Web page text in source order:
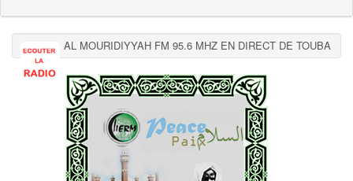
AL MOURIDIYYAH FM 95.6 MHZ EN DIRECT DE TOUBA